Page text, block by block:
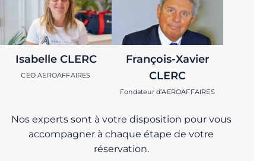
Isabelle CLERC
CEO AEROAFFAIRES
François-Xavier
CLERC
Fondateur d’AEROAFFAIRES
Nos experts sont à votre disposition pour vous
accompagner à chaque étape de votre
réservation.